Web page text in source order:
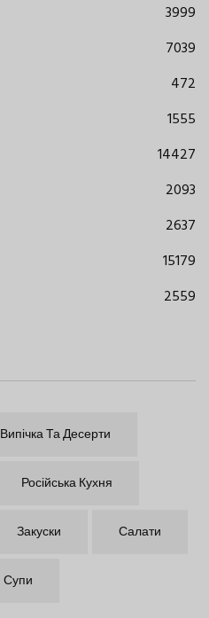
3999
7039
472
1555
14427
2093
2637
15179
2559
Випічка Та Десерти
Російська Кухня
Закуски Салати
Супи